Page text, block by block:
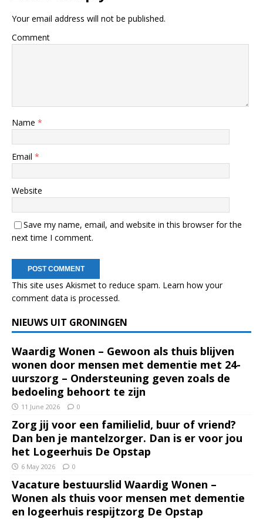
Your email address will not be published.
Comment
Name *
Email *
Website
Save my name, email, and website in this browser for the
next time I comment.
This site uses Akismet to reduce spam. Learn how your
comment data is processed.
NIEUWS UIT GRONINGEN
Waardig Wonen – Gewoon als thuis blijven
wonen door mensen met dementie met 24-
uurszorg – Ondersteuning geven zoals de
bedoeling behoort te zijn
11 June 2026 0
Zorg jij voor een familielid, buur of vriend?
Dan ben je mantelzorger. Dan is er voor jou
het Logeerhuis De Opstap
6 May 2026 0
Vacature bestuurslid Waardig Wonen –
Wonen als thuis voor mensen met dementie
en logeerhuis respijtzorg De Opstap